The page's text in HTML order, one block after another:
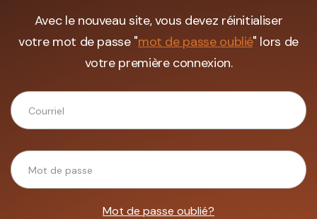
Avec le nouveau site, vous devez réinitialiser
votre mot de passe "mot de passe oublié" lors de
votre première connexion.
Mot de passe oublié?